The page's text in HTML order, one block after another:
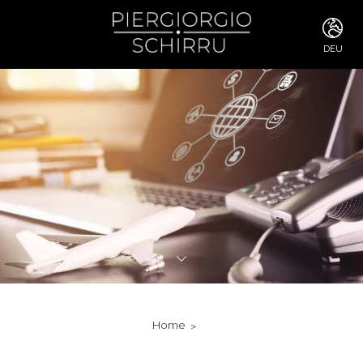
DEU
FRA
DEU
ESP
RUS
CHI
JPN
SVE
POR
ARA
DUT
KOR
Home